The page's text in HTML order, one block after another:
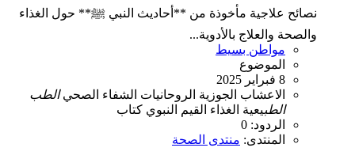
نصائح علاجية مأخوذة من **أحاديث النبي ﷺ** حول الغذاء
والصحة والعلاج بالأدوية...
مواطن بسيط
الموضوع
8 فبراير 2025
الاعشاب الجوزية الروحانيات الشفاء الصحيالطب
الطبيعية الغذاء القيم النبوي كتاب
الردود: 0
المنتدى: منتدى الصحة